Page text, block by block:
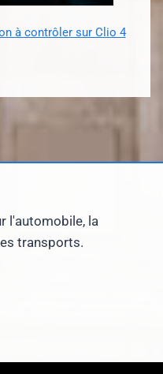
à contrôler sur Clio 4
l'automobile, la
transports.